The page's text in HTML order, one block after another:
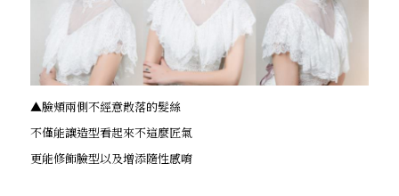
▲臉頰兩側不經意散落的髮絲
不僅能讓造型看起來不這麼匠氣
更能修飾臉型以及增添隨性感唷